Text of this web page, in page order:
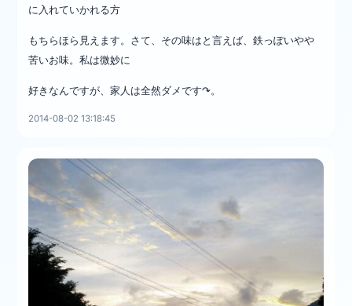
に入れていかれる方
もちらほら見えます。さて、その味はと言えば、鉄っぽいやや
苦いお味。私は微妙に
好きなんですが、家人は全然ダメです↷。
2014-08-02 13:18:45